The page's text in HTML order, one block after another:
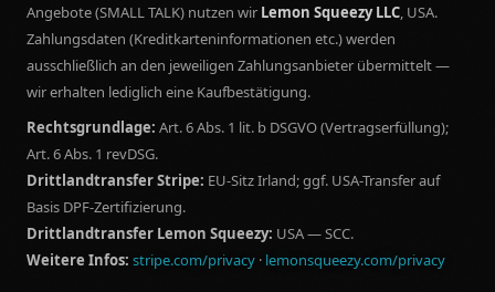
Angebote (SMALL TALK) nutzen wir Lemon Squeezy LLC, USA.
Zahlungsdaten (Kreditkarteninformationen etc.) werden
ausschließlich an den jeweiligen Zahlungsanbieter übermittelt —
wir erhalten lediglich eine Kaufbestätigung.
Rechtsgrundlage: Art. 6 Abs. 1 lit. b DSGVO (Vertragserfüllung);
Art. 6 Abs. 1 revDSG.
Drittlandtransfer Stripe: EU-Sitz Irland; ggf. USA-Transfer auf
Basis DPF-Zertifizierung.
Drittlandtransfer Lemon Squeezy: USA — SCC.
Weitere Infos: stripe.com/privacy · lemonsqueezy.com/privacy